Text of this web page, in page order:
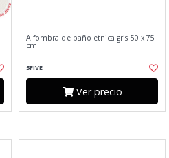
Alfombra de baño etnica gris 50 x 75
cm
5FIVE
Ver precio